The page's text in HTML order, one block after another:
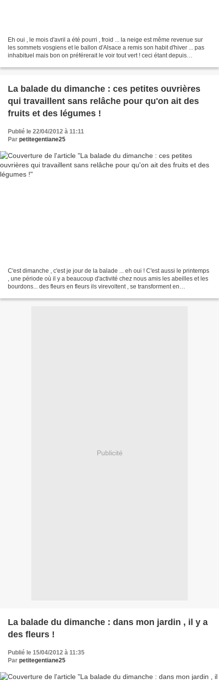
Eh oui , le mois d'avril a été pourri , froid ... la neige est même revenue sur
les sommets vosgiens et le ballon d'Alsace a remis son habit d'hiver ... pas
inhabituel mais bon on préférerait le voir tout vert ! ceci étant depuis
La balade du dimanche : ces petites ouvrières
qui travaillent sans relâche pour qu'on ait des
fruits et des légumes !
Publié le 22/04/2012 à 11:11
Par petitegentiane25
C'est dimanche , c'est je jour de la balade ... eh oui ! C'est aussi le printemps
, une période où il y a beaucoup d'activité chez nous amis les abeilles et les
bourdons... des fleurs en fleurs ils virevoltent , se transforment en
Publicité
La balade du dimanche : dans mon jardin , il y a
des fleurs !
Publié le 15/04/2012 à 11:35
Par petitegentiane25